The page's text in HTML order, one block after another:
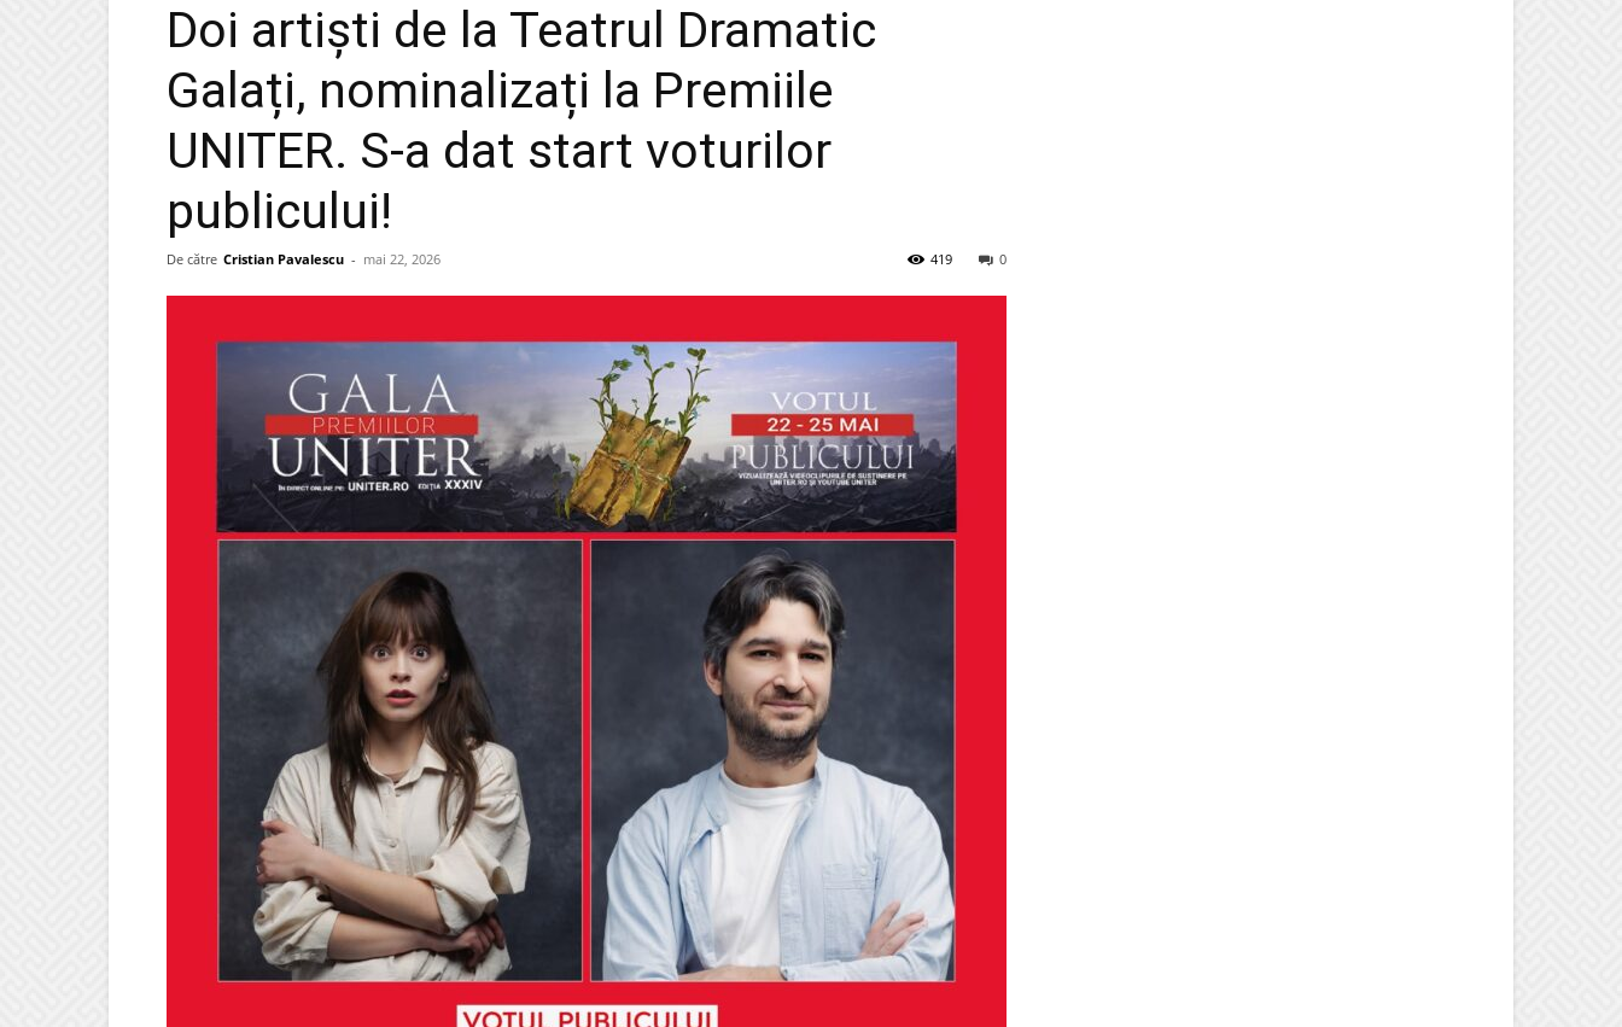
Doi artiști de la Teatrul Dramatic
Galați, nominalizați la Premiile
UNITER. S-a dat start voturilor
publicului!
De către Cristian Pavalescu - mai 22, 2026 0
419